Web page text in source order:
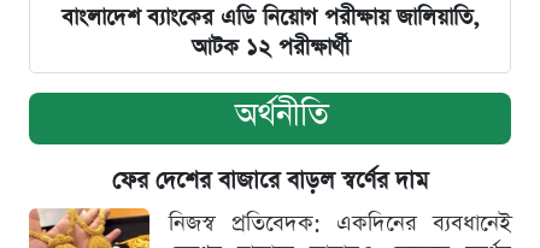
বাংলাদেশ ব্যাংকের এডি নিয়োগ পরীক্ষায় জালিয়াতি,
আটক ১২ পরীক্ষার্থী
অর্থনীতি
ফের দেশের বাজারে বাড়ল স্বর্ণের দাম
নিজস্ব প্রতিবেদক: একদিনের ব্যবধানেই